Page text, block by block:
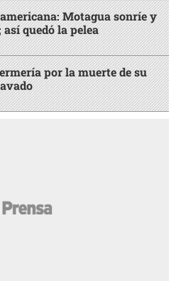
Motagua sonríe y
quedó la pelea
por la muerte de su